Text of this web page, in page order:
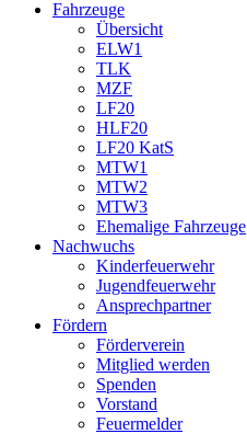
Fahrzeuge
Übersicht
ELW1
TLK
MZF
LF20
HLF20
LF20 KatS
MTW1
MTW2
MTW3
Ehemalige Fahrzeuge
Nachwuchs
Kinderfeuerwehr
Jugendfeuerwehr
Ansprechpartner
Fördern
Förderverein
Mitglied werden
Spenden
Vorstand
Feuermelder